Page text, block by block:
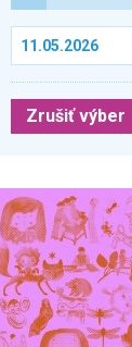
Zrušiť výber